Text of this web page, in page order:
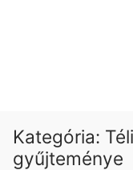
Kategória:
gyűjteménye